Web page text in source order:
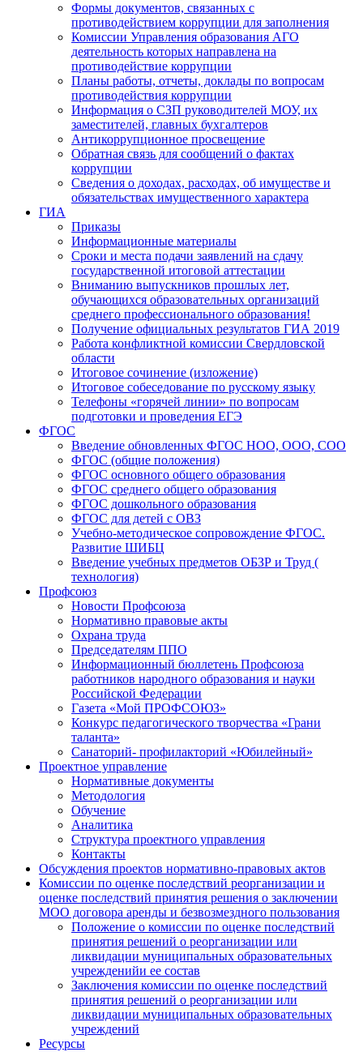
Формы документов, связанных с
противодействием коррупции для заполнения
Комиссии Управления образования АГО
деятельность которых направлена на
противодействие коррупции
Планы работы, отчеты, доклады по вопросам
противодействия коррупции
Информация о СЗП руководителей МОУ, их
заместителей, главных бухгалтеров
Антикоррупционное просвещение
Обратная связь для сообщений о фактах
коррупции
Сведения о доходах, расходах, об имуществе и
обязательствах имущественного характера
ГИА
Приказы
Информационные материалы
Сроки и места подачи заявлений на сдачу
государственной итоговой аттестации
Вниманию выпускников прошлых лет,
обучающихся образовательных организаций
среднего профессионального образования!
Получение официальных результатов ГИА 2019
Работа конфликтной комиссии Свердловской
области
Итоговое сочинение (изложение)
Итоговое собеседование по русскому языку
Телефоны «горячей линии» по вопросам
подготовки и проведения ЕГЭ
ФГОС
Введение обновленных ФГОС НОО, ООО, СОО
ФГОС (общие положения)
ФГОС основного общего образования
ФГОС среднего общего образования
ФГОС дошкольного образования
ФГОС для детей с ОВЗ
Учебно-методическое сопровождение ФГОС.
Развитие ШИБЦ
Введение учебных предметов ОБЗР и Труд (
технология)
Профсоюз
Новости Профсоюза
Нормативно правовые акты
Охрана труда
Председателям ППО
Информационный бюллетень Профсоюза
работников народного образования и науки
Российской Федерации
Газета «Мой ПРОФСОЮЗ»
Конкурс педагогического творчества «Грани
таланта»
Санаторий- профилакторий «Юбилейный»
Проектное управление
Нормативные документы
Методология
Обучение
Аналитика
Структура проектного управления
Контакты
Обсуждения проектов нормативно-правовых актов
Комиссии по оценке последствий реорганизации и
оценке последствий принятия решения о заключении
МОО договора аренды и безвозмездного пользования
Положение о комиссии по оценке последствий
принятия решений о реорганизации или
ликвидации муниципальных образовательных
учрежденийи ее состав
Заключения комиссии по оценке последствий
принятия решений о реорганизации или
ликвидации муниципальных образовательных
учреждений
Ресурсы